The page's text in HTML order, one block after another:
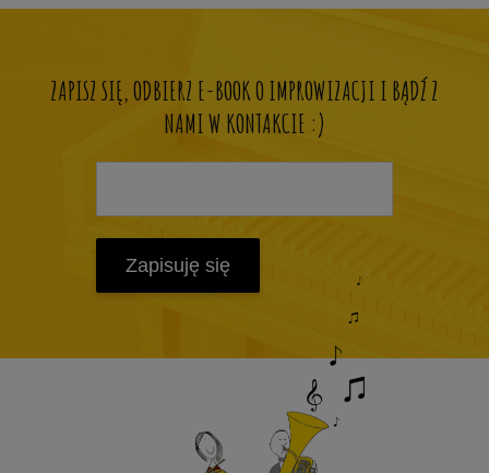
ZAPISZ SIĘ, ODBIERZ E-BOOK O IMPROWIZACJI I BĄDŹ Z
NAMI W KONTAKCIE :)
Zapisuję się